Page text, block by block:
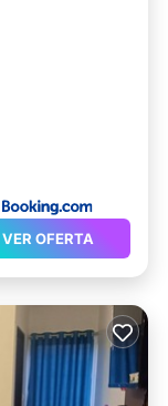
VER OFERTA